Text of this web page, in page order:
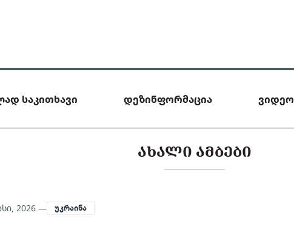
საკითხავი დეზინფორმაცია
ᲐᲮᲐᲚᲘ ᲐᲛᲑᲔᲑᲘ
2026 — უკრაინა